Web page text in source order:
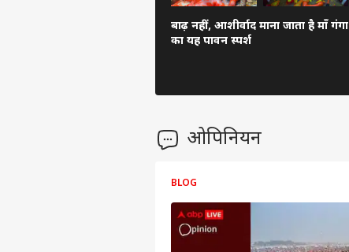
बाढ़ नहीं, आशीर्वाद माना जाता है माँ गंगा
का यह पावन स्पर्श
ओपिनियन
BLOG